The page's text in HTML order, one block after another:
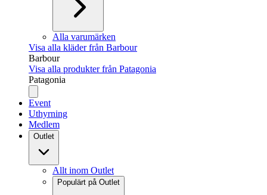
Alla varumärken
Visa alla kläder från Barbour
Barbour
Visa alla produkter från Patagonia
Patagonia
Event
Uthyrning
Medlem
Outlet
Allt inom Outlet
Populärt på Outlet